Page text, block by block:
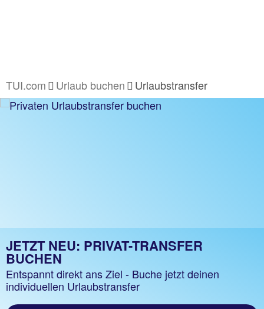
TUI.com Urlaub buchen Urlaubstransfer
JETZT NEU: PRIVAT-TRANSFER
BUCHEN
Entspannt direkt ans Ziel - Buche jetzt deinen
individuellen Urlaubstransfer